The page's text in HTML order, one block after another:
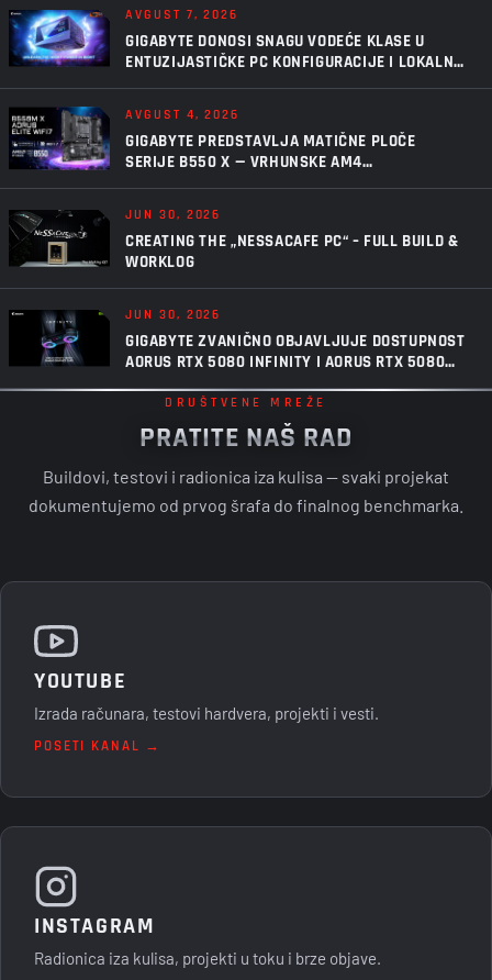
AVGUST 7, 2026
GIGABYTE DONOSI SNAGU VODEĆE KLASE U
ENTUZIJASTIČKE PC KONFIGURACIJE I LOKALNU
VEŠTAČKU INTELIGENCIJU UZ AORUS P1600W
AVGUST 4, 2026
GIGABYTE PREDSTAVLJA MATIČNE PLOČE
SERIJE B550 X — VRHUNSKE AM4
PERFORMANSE, U NOVOM IZDANJU
JUN 30, 2026
CREATING THE „NESSACAFE PC“ – FULL BUILD &
WORKLOG
JUN 30, 2026
GIGABYTE ZVANIČNO OBJAVLJUJE DOSTUPNOST
AORUS RTX 5080 INFINITY I AORUS RTX 5080
INFINITY WOOD GRAFIČKIH KARTICA
DRUŠTVENE MREŽE
PRATITE NAŠ RAD
Buildovi, testovi i radionica iza kulisa — svaki projekat
dokumentujemo od prvog šrafa do finalnog benchmarka.
YOUTUBE
Izrada računara, testovi hardvera, projekti i vesti.
POSETI KANAL →
INSTAGRAM
Radionica iza kulisa, projekti u toku i brze objave.